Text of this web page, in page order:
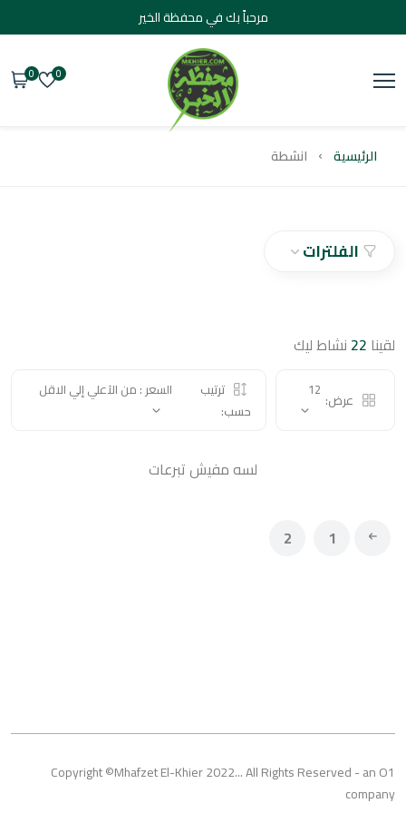
مرحباً بك في محفظة الخير
انشطة
الفلترات
نشاط ليك
عرض: 12
ترتيب
السعر : من الآعلي إلي الاقل
لسه مفيش تبرعات
1
2
Copyright ©Mhafzet El-Khier 2022... All Rights Reserved